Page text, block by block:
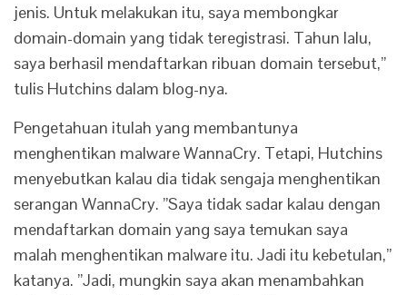
jenis. Untuk melakukan itu, saya membongkar
domain-domain yang tidak teregistrasi. Tahun lalu,
saya berhasil mendaftarkan ribuan domain tersebut,”
tulis Hutchins dalam blog-nya.
Pengetahuan itulah yang membantunya
menghentikan malware WannaCry. Tetapi, Hutchins
menyebutkan kalau dia tidak sengaja menghentikan
serangan WannaCry. ”Saya tidak sadar kalau dengan
mendaftarkan domain yang saya temukan saya
malah menghentikan malware itu. Jadi itu kebetulan,”
katanya. ”Jadi, mungkin saya akan menambahkan